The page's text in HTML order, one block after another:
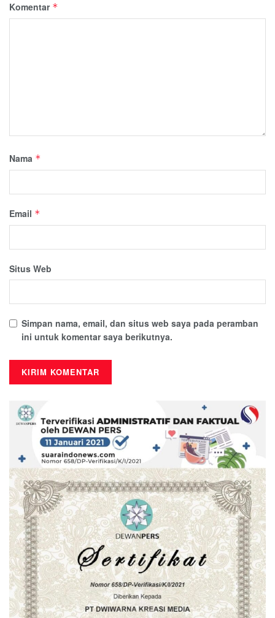
Komentar *
Nama *
Email *
Situs Web
Simpan nama, email, dan situs web saya pada peramban
ini untuk komentar saya berikutnya.